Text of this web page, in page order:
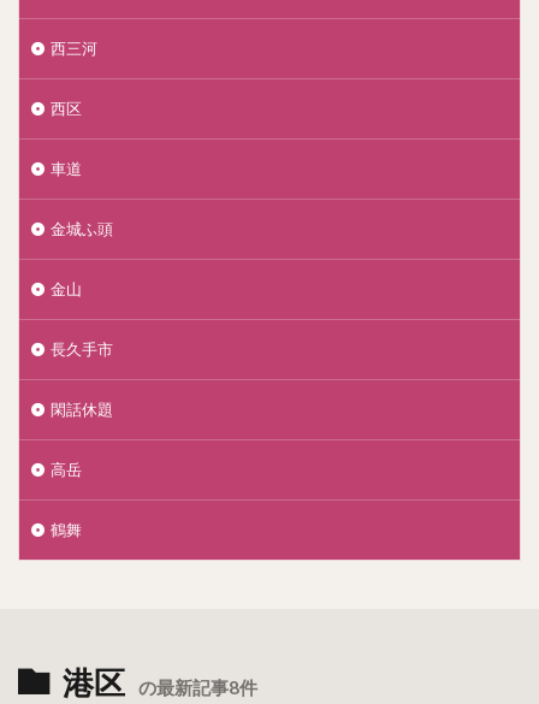
西三河
西区
車道
金城ふ頭
金山
長久手市
閑話休題
高岳
鶴舞
港区 の最新記事8件